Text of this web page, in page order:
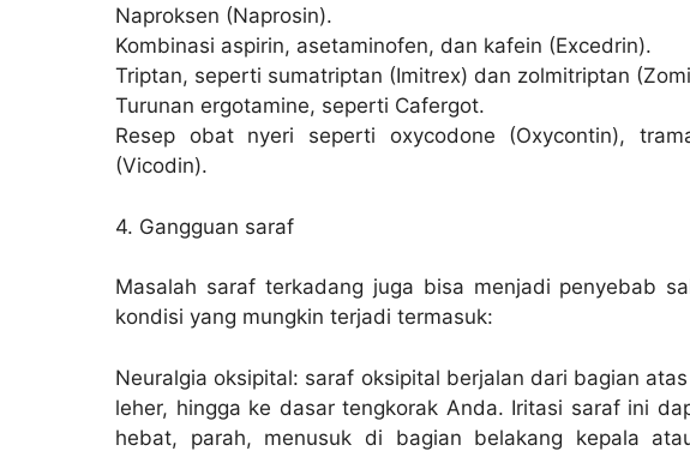
Naproksen (Naprosin).
Kombinasi aspirin, asetaminofen, dan kafein (Excedrin).
Triptan, seperti sumatriptan (Imitrex) dan zolmitriptan
Turunan ergotamine, seperti Cafergot.
Resep obat nyeri seperti oxycodone (Oxycontin),
(Vicodin).
4. Gangguan saraf
Masalah saraf terkadang juga bisa menjadi penyebab
kondisi yang mungkin terjadi termasuk:
Neuralgia oksipital: saraf oksipital berjalan dari bagian
leher, hingga ke dasar tengkorak Anda. Iritasi saraf ini
hebat, parah, menusuk di bagian belakang kepala